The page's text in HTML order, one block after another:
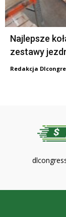
Najlepsze
zestawy
Redakcja